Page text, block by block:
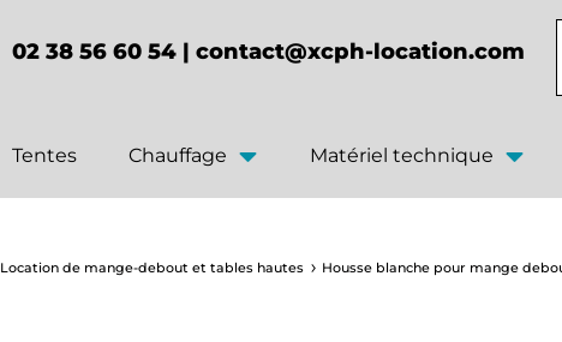
02 38 56 60 54 | contact@xcph-location.com
Tentes Chauffage Matériel technique
Location de mange-debout et tables hautes Housse blanche pour mange